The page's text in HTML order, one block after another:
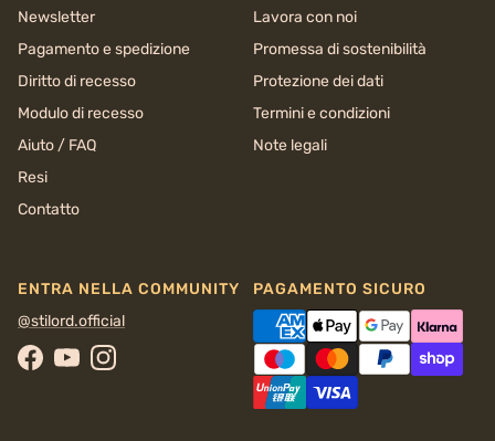
Newsletter
Pagamento e spedizione
Diritto di recesso
Modulo di recesso
Aiuto / FAQ
Resi
Contatto
Lavora con noi
Promessa di sostenibilità
Protezione dei dati
Termini e condizioni
Note legali
ENTRA NELLA COMMUNITY
@stilord.official
Facebook
YouTubeInstagram
PAGAMENTO SICURO